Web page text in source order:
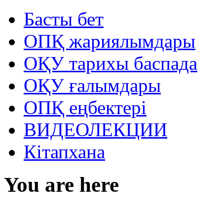
Басты бет
ОПҚ жариялымдары
ОҚУ тарихы баспада
ОҚУ ғалымдары
ОПҚ еңбектері
ВИДЕОЛЕКЦИИ
Кітапхана
You are here